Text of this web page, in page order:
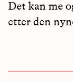
Det kan me
etter den